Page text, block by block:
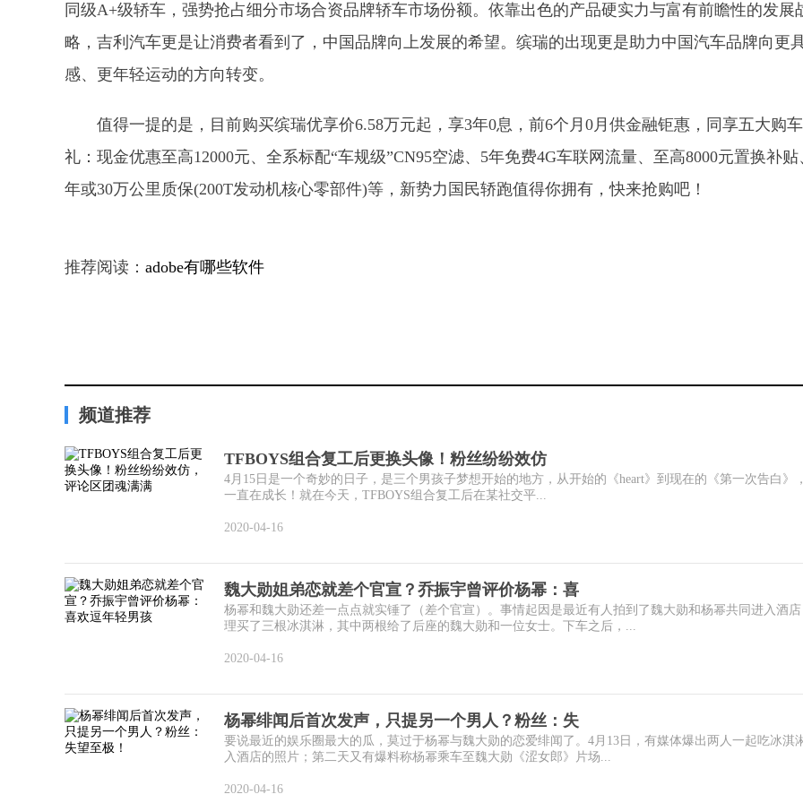
同级A+级轿车，强势抢占细分市场合资品牌轿车市场份额。依靠出色的产品硬实力与富有前瞻性的发展
略，吉利汽车更是让消费者看到了，中国品牌向上发展的希望。缤瑞的出现更是助力中国汽车品牌向更
感、更年轻运动的方向转变。
值得一提的是，目前购买缤瑞优享价6.58万元起，享3年0息，前6个月0月供金融钜惠，同享五大购
礼：现金优惠至高12000元、全系标配“车规级”CN95空滤、5年免费4G车联网流量、至高8000元置换补贴
年或30万公里质保(200T发动机核心零部件)等，新势力国民轿跑值得你拥有，快来抢购吧！
推荐阅读： adobe有哪些软件
频道推荐
TFBOYS组合复工后更换头像！粉丝纷纷效仿
4月15日是一个奇妙的日子，是三个男孩子梦想开始的地方，从开始的《heart》到现在的《第一次告白》
一直在成长！就在今天，TFBOYS组合复工后在某社交平...
2020-04-16
魏大勋姐弟恋就差个官宣？乔振宇曾评价杨幂：喜
杨幂和魏大勋还差一点点就实锤了（差个官宣）。事情起因是最近有人拍到了魏大勋和杨幂共同进入酒店
理买了三根冰淇淋，其中两根给了后座的魏大勋和一位女士。下车之后，...
2020-04-16
杨幂绯闻后首次发声，只提另一个男人？粉丝：失
要说最近的娱乐圈最大的瓜，莫过于杨幂与魏大勋的恋爱绯闻了。4月13日，有媒体爆出两人一起吃冰淇
入酒店的照片；第二天又有爆料称杨幂乘车至魏大勋《涩女郎》片场...
2020-04-16